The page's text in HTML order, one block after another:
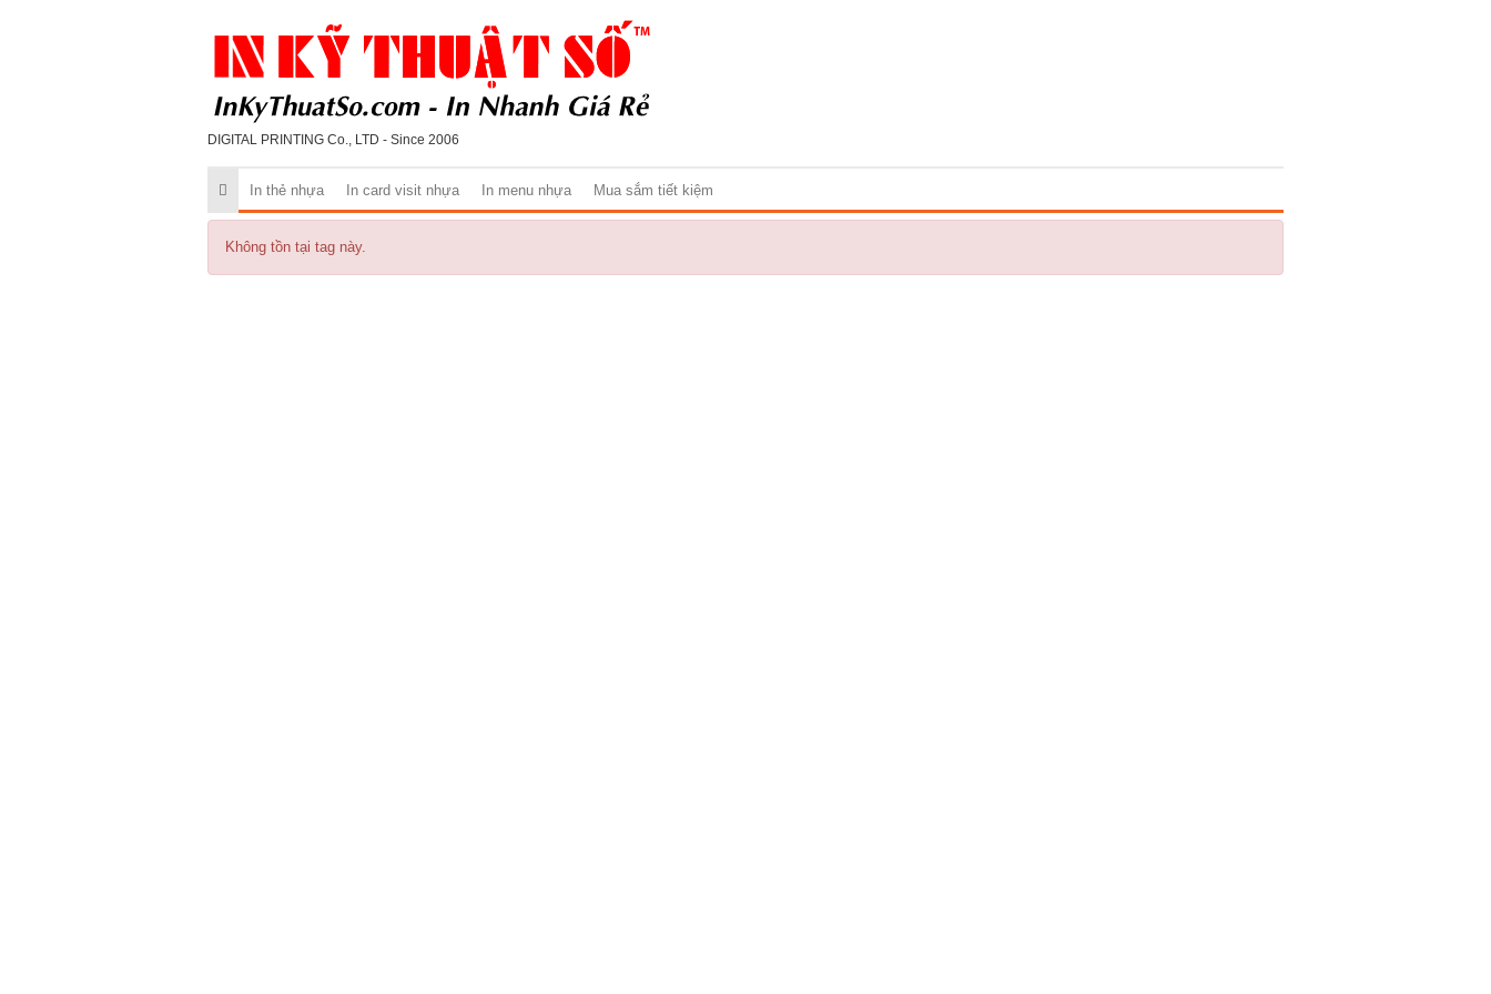
DIGITAL PRINTING Co., LTD - Since 2006
In thẻ nhựa In card visit nhựa In menu nhựa Mua sắm tiết kiệm
Không tồn tại tag này.